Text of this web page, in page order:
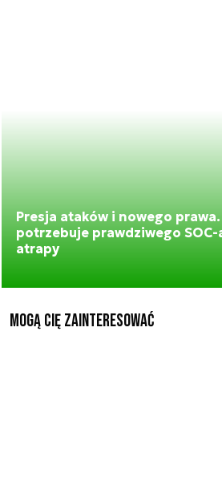
Presja ataków i nowego
potrzebuje prawdziwego SOC-
atrapy
Mogą Cię zainteresować